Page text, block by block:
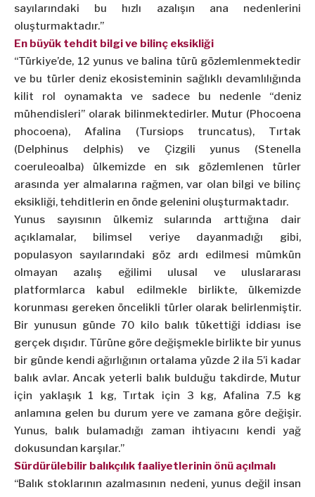
sayılarındaki bu hızlı azalışın ana nedenlerini
oluşturmaktadır.”
En büyük tehdit bilgi ve bilinç eksikliği
“Türkiye’de, 12 yunus ve balina türü gözlemlenmektedir
ve bu türler deniz ekosisteminin sağlıklı devamlılığında
kilit rol oynamakta ve sadece bu nedenle “deniz
mühendisleri” olarak bilinmektedirler. Mutur (Phocoena
phocoena), Afalina (Tursiops truncatus), Tırtak
(Delphinus delphis) ve Çizgili yunus (Stenella
coeruleoalba) ülkemizde en sık gözlemlenen türler
arasında yer almalarına rağmen, var olan bilgi ve bilinç
eksikliği, tehditlerin en önde gelenini oluşturmaktadır.
Yunus sayısının ülkemiz sularında arttığına dair
açıklamalar, bilimsel veriye dayanmadığı gibi,
populasyon sayılarındaki göz ardı edilmesi mümkün
olmayan azalış eğilimi ulusal ve uluslararası
platformlarca kabul edilmekle birlikte, ülkemizde
korunması gereken öncelikli türler olarak belirlenmiştir.
Bir yunusun günde 70 kilo balık tükettiği iddiası ise
gerçek dışıdır. Türüne göre değişmekle birlikte bir yunus
bir günde kendi ağırlığının ortalama yüzde 2 ila 5’i kadar
balık avlar. Ancak yeterli balık bulduğu takdirde, Mutur
için yaklaşık 1 kg, Tırtak için 3 kg, Afalina 7.5 kg
anlamına gelen bu durum yere ve zamana göre değişir.
Yunus, balık bulamadığı zaman ihtiyacını kendi yağ
dokusundan karşılar.”
Sürdürülebilir balıkçılık faaliyetlerinin önü açılmalı
“Balık stoklarının azalmasının nedeni, yunus değil insan